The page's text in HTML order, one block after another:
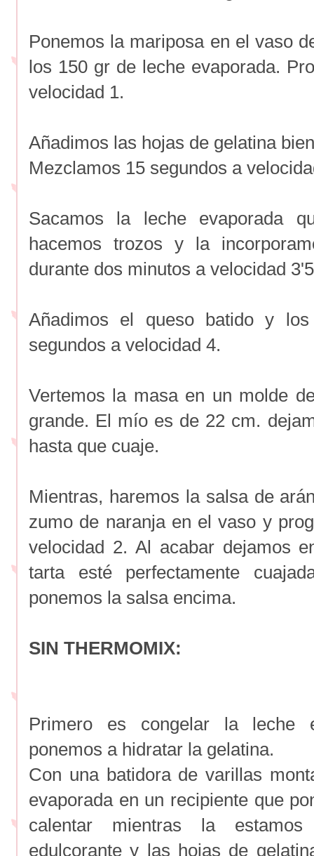
Ponemos la mariposa en el vaso
los 150 gr de leche evaporada.
velocidad 1.
Añadimos las hojas de gelatina
Mezclamos 15 segundos a
Sacamos la leche evaporada
hacemos trozos y la
durante dos minutos a velocidad
Añadimos el queso batido y
segundos a velocidad 4.
Vertemos la masa en un molde
grande. El mío es de 22 cm.
hasta que cuaje.
Mientras, haremos la salsa de
zumo de naranja en el vaso y
velocidad 2. Al acabar dejamos
tarta esté perfectamente
ponemos la salsa encima.
SIN THERMOMIX:
Primero es congelar la leche
ponemos a hidratar la gelatina.
Con una batidora de varillas
evaporada en un recipiente que
calentar mientras la
edulcorante y las hojas de